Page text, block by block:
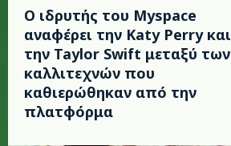
Ο ιδρυτής του Myspace
αναφέρει την Katy Perry και
την Taylor Swift μεταξύ των
καλλιτεχνών που
καθιερώθηκαν από την
πλατφόρμα